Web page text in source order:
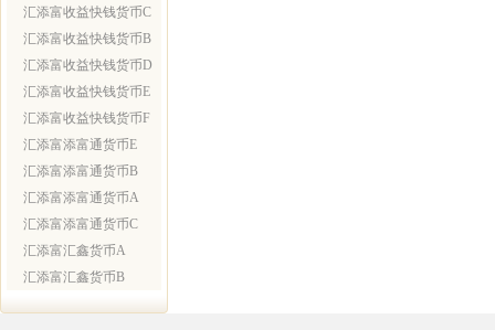
汇添富收益快钱货币C
汇添富收益快钱货币B
汇添富收益快钱货币D
汇添富收益快钱货币E
汇添富收益快钱货币F
汇添富添富通货币E
汇添富添富通货币B
汇添富添富通货币A
汇添富添富通货币C
汇添富汇鑫货币A
汇添富汇鑫货币B